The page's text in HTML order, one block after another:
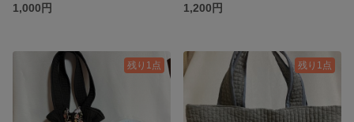
1,000円
1,200円
残り1点 残り1点